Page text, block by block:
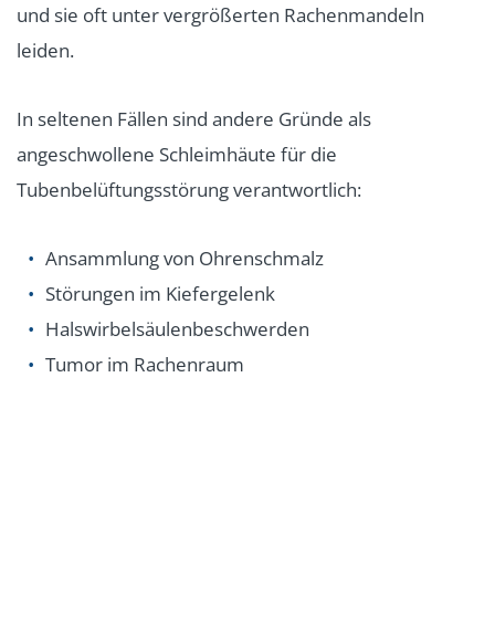
und sie oft unter vergrößerten Rachenmandeln
leiden.
In seltenen Fällen sind andere Gründe als
angeschwollene Schleimhäute für die
Tubenbelüftungsstörung verantwortlich:
Ansammlung von Ohrenschmalz
Störungen im Kiefergelenk
Halswirbelsäulenbeschwerden
Tumor im Rachenraum